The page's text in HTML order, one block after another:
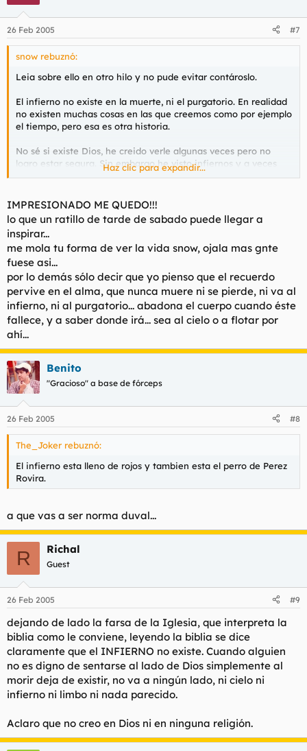
26 Feb 2005 #7
snow rebuznó:
Leia sobre ello en otro hilo y no pude evitar contároslo.
El infierno no existe en la muerte, ni el purgatorio. En realidad
no existen muchas cosas en las que creemos como por ejemplo
el tiempo, pero esa es otra historia.
No sé si existe Dios, he creido verle algunas veces pero no
logro estar segura. Sin embargo he visto infiernos y a veces
me ha parecido estar atravesando un purgatorio aunque
solo sé que probablemente lo que él llame pecado yo lo
llamaré vida.
Como os decia, el infierno no existe en la muerte, ni el
purgatorio. En la muerte no existe nada excepto un recuerdo
que perpetúa todo lo que aún está vivo.
Tenemos mucho que recordar para que no muera del todo.
Haz clic para expandir...
IMPRESIONADO ME QUEDO!!!
lo que un ratillo de tarde de sabado puede llegar a
inspirar...
me mola tu forma de ver la vida snow, ojala mas gnte
fuese asi...
por lo demás sólo decir que yo pienso que el recuerdo
pervive en el alma, que nunca muere ni se pierde, ni va al
infierno, ni al purgatorio... abadona el cuerpo cuando éste
fallece, y a saber donde irá... sea al cielo o a flotar por
ahí...
Benito
"Gracioso" a base de fórceps
26 Feb 2005 #8
The_Joker rebuznó:
El infierno esta lleno de rojos y tambien esta el perro de Perez
Rovira.
a que vas a ser norma duval...
R Richal
Guest
26 Feb 2005 #9
dejando de lado la farsa de la Iglesia, que interpreta la
biblia como le conviene, leyendo la biblia se dice
claramente que el INFIERNO no existe. Cuando alguien
no es digno de sentarse al lado de Dios simplemente al
morir deja de existir, no va a ningún lado, ni cielo ni
infierno ni limbo ni nada parecido.
Aclaro que no creo en Dios ni en ninguna religión.